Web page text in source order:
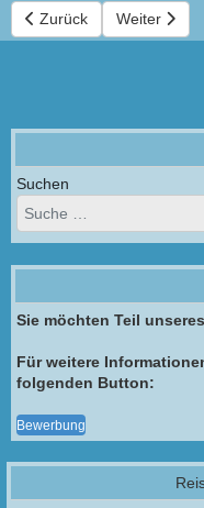
Vorheriger Beitrag:
Zurück Nächster
Weiter
Suchen
Sie möchten Teil
Für weitere
folgenden Button:
Bewerbung